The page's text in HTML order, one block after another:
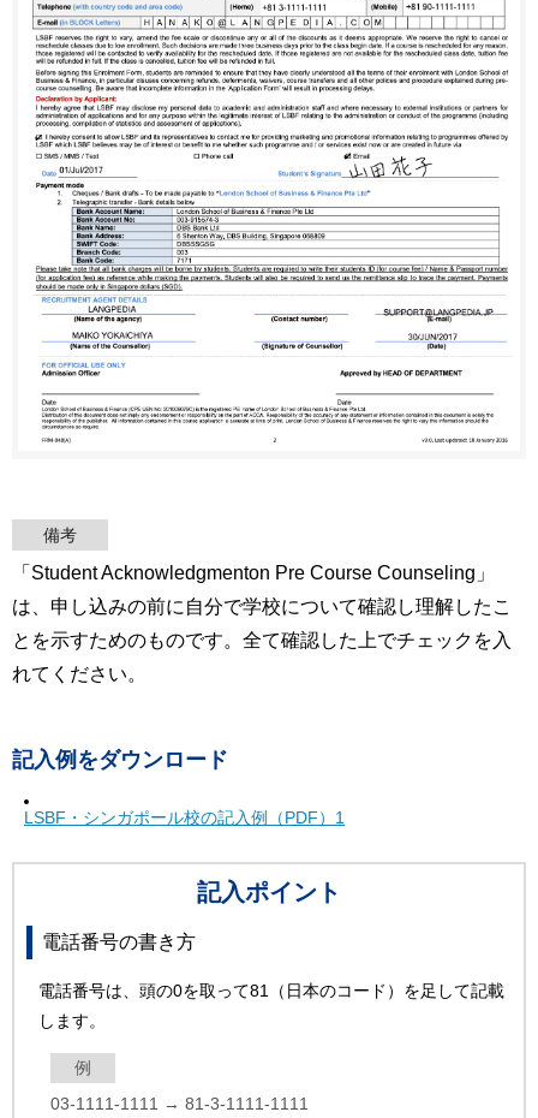
備考
「Student Acknowledgmenton Pre Course Counseling」
は、申し込みの前に自分で学校について確認し理解したこ
とを示すためのものです。全て確認した上でチェックを入
れてください。
記入例をダウンロード
LSBF・シンガポール校の記入例（PDF）1
記入ポイント
電話番号の書き方
電話番号は、頭の0を取って81（日本のコード）を足して記載
します。
例
03-1111-1111 → 81-3-1111-1111